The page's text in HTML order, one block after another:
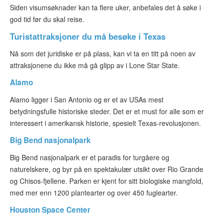
Siden visumsøknader kan ta flere uker, anbefales det å søke i
god tid før du skal reise.
Turistattraksjoner du må besøke i Texas
Nå som det juridiske er på plass, kan vi ta en titt på noen av
attraksjonene du ikke må gå glipp av i Lone Star State.
Alamo
Alamo ligger i San Antonio og er et av USAs mest
betydningsfulle historiske steder. Det er et must for alle som er
interessert i amerikansk historie, spesielt Texas-revolusjonen.
Big Bend nasjonalpark
Big Bend nasjonalpark er et paradis for turgåere og
naturelskere, og byr på en spektakulær utsikt over Rio Grande
og Chisos-fjellene. Parken er kjent for sitt biologiske mangfold,
med mer enn 1200 plantearter og over 450 fuglearter.
Houston Space Center